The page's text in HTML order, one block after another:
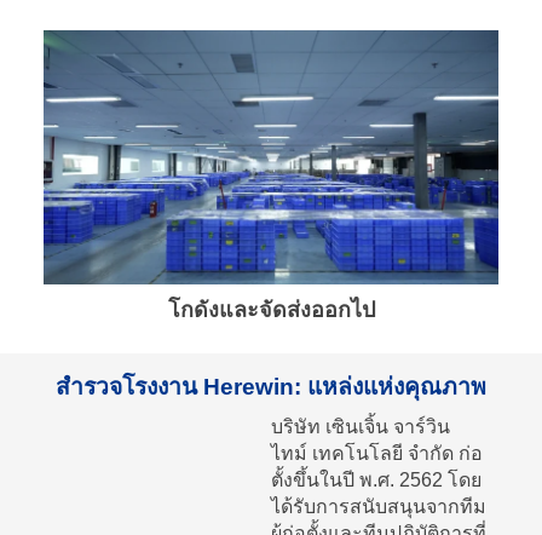
โกดังและจัดส่งออกไป
สำรวจโรงงาน Herewin: แหล่งแห่งคุณภาพ
บริษัท เซินเจิ้น จาร์วิน
ไทม์ เทคโนโลยี จำกัด ก่อ
ตั้งขึ้นในปี พ.ศ. 2562 โดย
ได้รับการสนับสนุนจากทีม